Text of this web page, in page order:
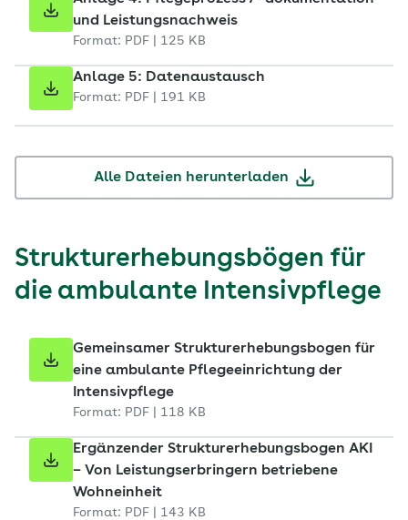
und Leistungsnachweis
Format: PDF | 125 KB
Anlage 5: Datenaustausch
Format: PDF | 191 KB
Alle Dateien herunterladen
Strukturerhebungsbögen für
die ambulante Intensivpflege
Gemeinsamer Strukturerhebungsbogen für
eine ambulante Pflegeeinrichtung der
Intensivpflege
Format: PDF | 118 KB
Ergänzender Strukturerhebungsbogen AKI
– Von Leistungserbringern betriebene
Wohneinheit
Format: PDF | 143 KB